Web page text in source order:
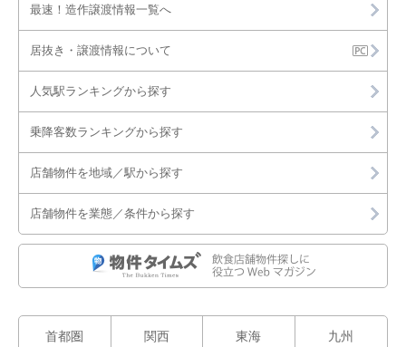
最速！造作譲渡情報一覧へ
居抜き・譲渡情報について
人気駅ランキングから探す
乗降客数ランキングから探す
店舗物件を地域／駅から探す
店舗物件を業態／条件から探す
首都圏 関西 東海 九州